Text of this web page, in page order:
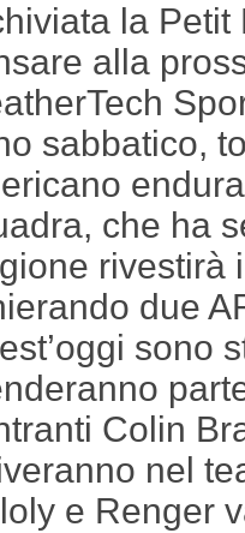
la Petit
alla
sabbatico,
che ha
rivestirà
due
sono
Colin
nel
e Renger